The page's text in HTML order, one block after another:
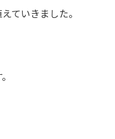
ていきました。